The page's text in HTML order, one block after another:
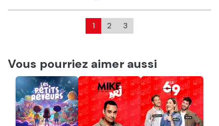
1 2 3
Vous pourriez aimer aussi